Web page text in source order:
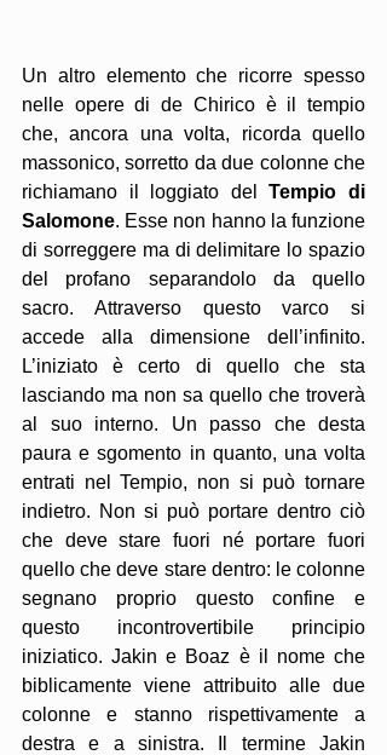
Un altro elemento che ricorre spesso
nelle opere di de Chirico è il tempio
che, ancora una volta, ricorda quello
massonico, sorretto da due colonne che
richiamano il loggiato del Tempio di
Salomone. Esse non hanno la funzione
di sorreggere ma di delimitare lo spazio
del profano separandolo da quello
sacro. Attraverso questo varco si
accede alla dimensione dell’infinito.
L’iniziato è certo di quello che sta
lasciando ma non sa quello che troverà
al suo interno. Un passo che desta
paura e sgomento in quanto, una volta
entrati nel Tempio, non si può tornare
indietro. Non si può portare dentro ciò
che deve stare fuori né portare fuori
quello che deve stare dentro: le colonne
segnano proprio questo confine e
questo incontrovertibile principio
iniziatico. Jakin e Boaz è il nome che
biblicamente viene attribuito alle due
colonne e stanno rispettivamente a
destra e a sinistra. Il termine Jakin